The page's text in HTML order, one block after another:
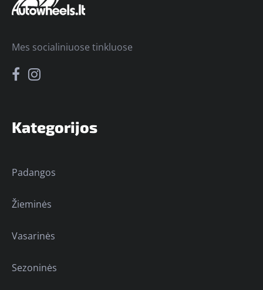
Kategorijos
Padangos
Žieminės
Vasarinės
Sezoninės
Mes socialiniuose tinkluose